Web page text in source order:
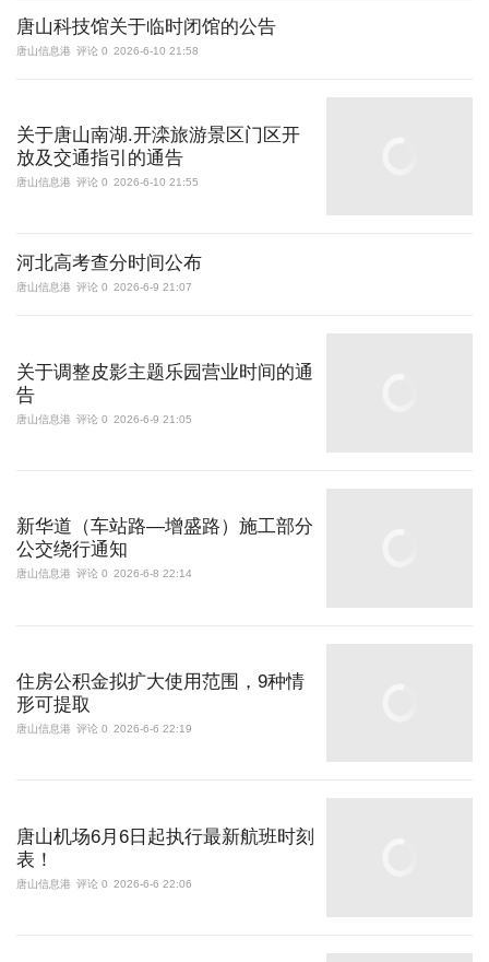
唐山科技馆关于临时闭馆的公告
唐山信息港 评论 0 2026-6-10 21:58
关于唐山南湖.开滦旅游景区门区开
放及交通指引的通告
唐山信息港 评论 0 2026-6-10 21:55
河北高考查分时间公布
唐山信息港 评论 0 2026-6-9 21:07
关于调整皮影主题乐园营业时间的通
告
唐山信息港 评论 0 2026-6-9 21:05
新华道（车站路—增盛路）施工部分
公交绕行通知
唐山信息港 评论 0 2026-6-8 22:14
住房公积金拟扩大使用范围，9种情
形可提取
唐山信息港 评论 0 2026-6-6 22:19
唐山机场6月6日起执行最新航班时刻
表！
唐山信息港 评论 0 2026-6-6 22:06